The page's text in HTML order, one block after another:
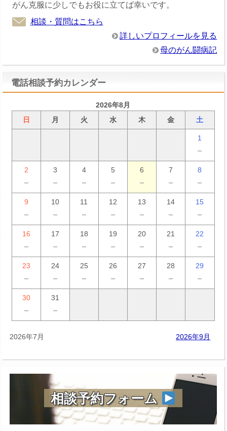
がん克服に少しでもお役に立てば幸いです。
相談・質問はこちら
詳しいプロフィールを見る
母のがん闘病記
電話相談予約カレンダー
2026年8月
日
月 火 水 木 金 土
1
－
2
－
3
－
4
－
5
－
6
－
7
－
8
－
9
－
10
－
11
－
12
－
13
－
14
－
15
－
16
－
17
－
18
－
19
－
20
－
21
－
22
－
23
－
24
－
25
－
26
－
27
－
28
－
29
－
30
－
31
－
2026年7月 2026年9月
相談予約フォーム